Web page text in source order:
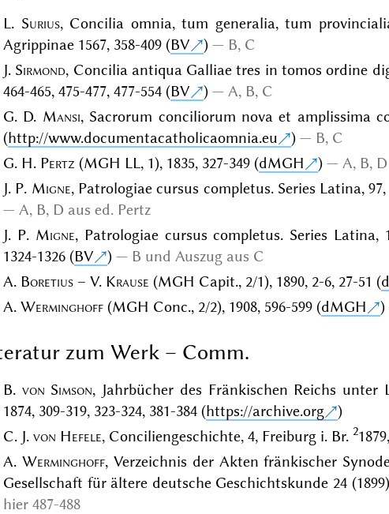
L. Surius, Concilia omnia, tum generalia, tum
Agrippinae 1567, 358-409 (BV )
B, C
J. Sirmond, Concilia antiqua Galliae tres in tomos ordine
464-465, 475-477, 477-554 (BV )
A, B, C
G. D. Mansi, Sacrorum conciliorum nova et amplissima
(http://www.documentacatholicaomnia.eu )
B, C
G. H. Pertz (MGH LL, 1), 1835, 327-349 (dMGH )
A, B, D
J. P. Migne, Patrologiae cursus completus. Series Latina, 97,
A, B, D aus ed. Pertz
J. P. Migne, Patrologiae cursus completus. Series Latina,
1324-1326 (BV )
B und Auszug aus C
A. Boretius– V. Krause (MGH Capit., 2/1), 1890, 2-6, 27-51 (
A. Werminghoff(MGH Conc., 2/2), 1908, 596-599 (dMGH )
zum Werk – Comm.
B. von Simson, Jahrbücher des Fränkischen Reichs unter
1874, 309-319, 323-324, 381-384 (https://archive.org
)
C. J. von Hefele, Conciliengeschichte, 4, Freiburg i. Br. 2
A. Werminghoff, Verzeichnis der Akten fränkischer
Gesellschaft für ältere deutsche Geschichtskunde 24
hier 487-488